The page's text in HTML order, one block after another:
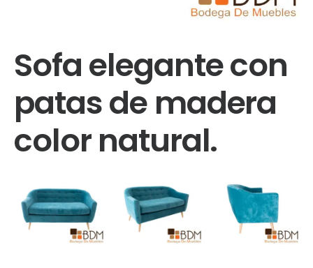
Sofa elegante con
patas de madera
color natural.